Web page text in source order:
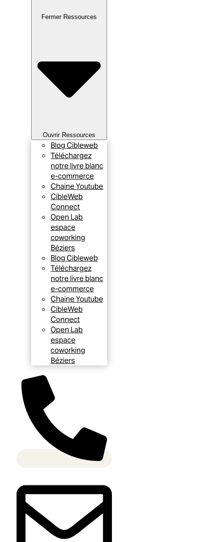
Fermer Ressources
Ouvrir Ressources
Blog Cibleweb
Téléchargez
notre livre blanc
e-commerce
Chaine Youtube
CibleWeb
Connect
Open Lab
espace
coworking
Béziers
Blog Cibleweb
Téléchargez
notre livre blanc
e-commerce
Chaine Youtube
CibleWeb
Connect
Open Lab
espace
coworking
Béziers